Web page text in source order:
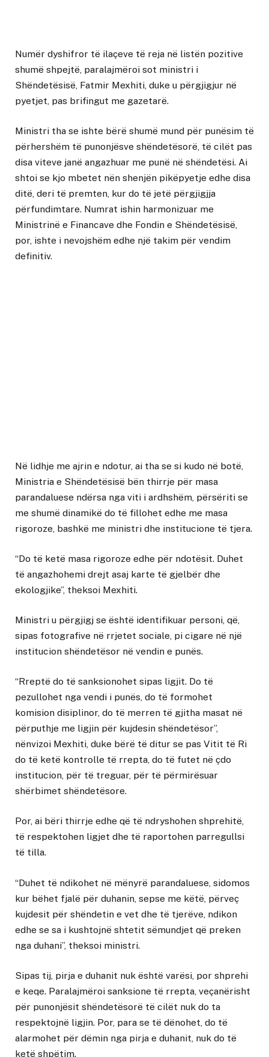
Numër dyshifror të ilaçeve të reja në listën pozitive
shumë shpejtë, paralajmëroi sot ministri i
Shëndetësisë, Fatmir Mexhiti, duke u përgjigjur në
pyetjet, pas brifingut me gazetarë.
Ministri tha se ishte bërë shumë mund për punësim të
përhershëm të punonjësve shëndetësorë, të cilët pas
disa viteve janë angazhuar me punë në shëndetësi. Ai
shtoi se kjo mbetet nën shenjën pikëpyetje edhe disa
ditë, deri të premten, kur do të jetë përgjigjja
përfundimtare. Numrat ishin harmonizuar me
Ministrinë e Financave dhe Fondin e Shëndetësisë,
por, ishte i nevojshëm edhe një takim për vendim
definitiv.
Në lidhje me ajrin e ndotur, ai tha se si kudo në botë,
Ministria e Shëndetësisë bën thirrje për masa
parandaluese ndërsa nga viti i ardhshëm, përsëriti se
me shumë dinamikë do të fillohet edhe me masa
rigoroze, bashkë me ministri dhe institucione të tjera.
“Do të ketë masa rigoroze edhe për ndotësit. Duhet
të angazhohemi drejt asaj karte të gjelbër dhe
ekologjike”, theksoi Mexhiti.
Ministri u përgjigj se është identifikuar personi, që,
sipas fotografive në rrjetet sociale, pi cigare në një
institucion shëndetësor në vendin e punës.
“Rreptë do të sanksionohet sipas ligjit. Do të
pezullohet nga vendi i punës, do të formohet
komision disiplinor, do të merren të gjitha masat në
përputhje me ligjin për kujdesin shëndetësor”,
nënvizoi Mexhiti, duke bërë të ditur se pas Vitit të Ri
do të ketë kontrolle të rrepta, do të futet në çdo
institucion, për të treguar, për të përmirësuar
shërbimet shëndetësore.
Por, ai bëri thirrje edhe që të ndryshohen shprehitë,
të respektohen ligjet dhe të raportohen parregullsi
të tilla.
“Duhet të ndikohet në mënyrë parandaluese, sidomos
kur bëhet fjalë për duhanin, sepse me këtë, përveç
kujdesit për shëndetin e vet dhe të tjerëve, ndikon
edhe se sa i kushtojnë shtetit sëmundjet që preken
nga duhani”, theksoi ministri.
Sipas tij, pirja e duhanit nuk është varësi, por shprehi
e keqe. Paralajmëroi sanksione të rrepta, veçanërisht
për punonjësit shëndetësorë të cilët nuk do ta
respektojnë ligjin. Por, para se të dënohet, do të
alarmohet për dëmin nga pirja e duhanit, nuk do të
ketë shpëtim.